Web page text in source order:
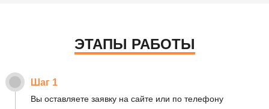
ЭТАПЫ РАБОТЫ
Шаг 1
Вы оставляете заявку на сайте или по телефону